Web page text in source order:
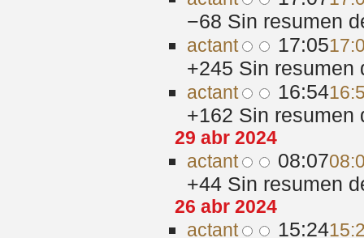
−68 Sin resumen
actant 17:05
+245 Sin resumen
actant 16:54
+162 Sin resumen
29 abr 2024
actant 08:07
+44 Sin resumen
26 abr 2024
actant 15:24